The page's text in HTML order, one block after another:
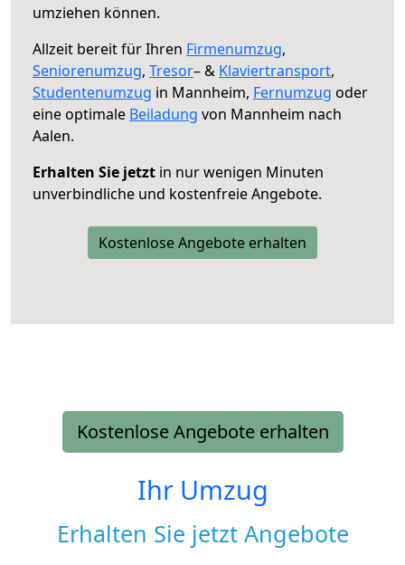
umziehen können.
Allzeit bereit für Ihren Firmenumzug,
Seniorenumzug, Tresor– & Klaviertransport,
Studentenumzug in Mannheim, Fernumzug oder
eine optimale Beiladung von Mannheim nach
Aalen.
Erhalten Sie jetzt in nur wenigen Minuten
unverbindliche und kostenfreie Angebote.
Kostenlose Angebote erhalten
Kostenlose Angebote erhalten
Ihr Umzug
Erhalten Sie jetzt Angebote